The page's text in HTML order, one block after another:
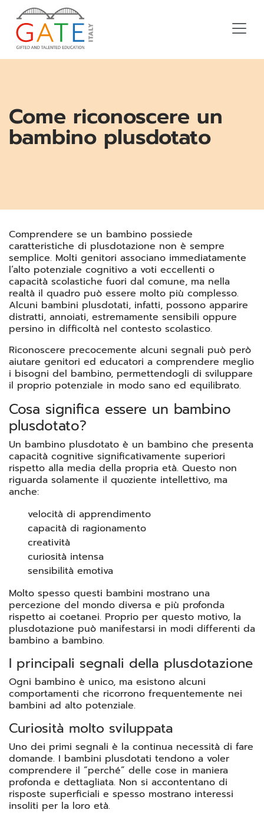
Come riconoscere un
bambino plusdotato
Comprendere se un bambino possiede
caratteristiche di plusdotazione non è sempre
semplice. Molti genitori associano immediatamente
l’alto potenziale cognitivo a voti eccellenti o
capacità scolastiche fuori dal comune, ma nella
realtà il quadro può essere molto più complesso.
Alcuni bambini plusdotati, infatti, possono apparire
distratti, annoiati, estremamente sensibili oppure
persino in difficoltà nel contesto scolastico.
Riconoscere precocemente alcuni segnali può però
aiutare genitori ed educatori a comprendere meglio
i bisogni del bambino, permettendogli di sviluppare
il proprio potenziale in modo sano ed equilibrato.
Cosa significa essere un bambino
plusdotato?
Un bambino plusdotato è un bambino che presenta
capacità cognitive significativamente superiori
rispetto alla media della propria età. Questo non
riguarda solamente il quoziente intellettivo, ma
anche:
velocità di apprendimento
capacità di ragionamento
creatività
curiosità intensa
sensibilità emotiva
Molto spesso questi bambini mostrano una
percezione del mondo diversa e più profonda
rispetto ai coetanei. Proprio per questo motivo, la
plusdotazione può manifestarsi in modi differenti da
bambino a bambino.
I principali segnali della plusdotazione
Ogni bambino è unico, ma esistono alcuni
comportamenti che ricorrono frequentemente nei
bambini ad alto potenziale.
Curiosità molto sviluppata
Uno dei primi segnali è la continua necessità di fare
domande. I bambini plusdotati tendono a voler
comprendere il “perché” delle cose in maniera
profonda e dettagliata. Non si accontentano di
risposte superficiali e spesso mostrano interessi
insoliti per la loro età.